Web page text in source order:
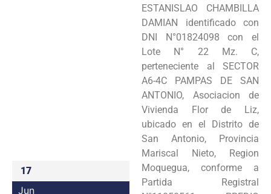
17
Jun
ESTANISLAO CHAMBILLA
DAMIAN identificado con
DNI N°01824098 con el
Lote N° 22 Mz. C,
perteneciente al SECTOR
A6-4C PAMPAS DE SAN
ANTONIO, Asociacion de
Vivienda Flor de Liz,
ubicado en el Distrito de
San Antonio, Provincia
Mariscal Nieto, Region
Moquegua, conforme a
Partida Registral